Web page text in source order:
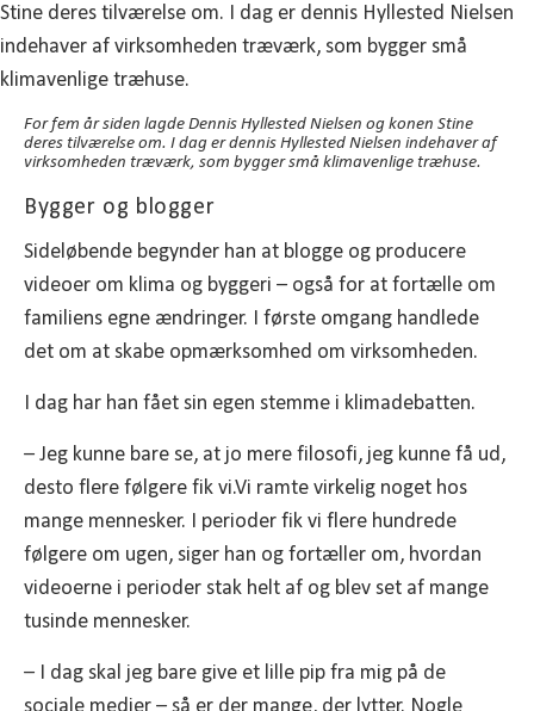
For fem år siden lagde Dennis Hyllested Nielsen og konen Stine
deres tilværelse om. I dag er dennis Hyllested Nielsen indehaver af
virksomheden træværk, som bygger små klimavenlige træhuse.
Bygger og blogger
Sideløbende begynder han at blogge og producere
videoer om klima og byggeri – også for at fortælle om
familiens egne ændringer. I første omgang handlede
det om at skabe opmærksomhed om virksomheden.
I dag har han fået sin egen stemme i klimadebatten.
– Jeg kunne bare se, at jo mere filosofi, jeg kunne få ud,
desto flere følgere fik vi.Vi ramte virkelig noget hos
mange mennesker. I perioder fik vi flere hundrede
følgere om ugen, siger han og fortæller om, hvordan
videoerne i perioder stak helt af og blev set af mange
tusinde mennesker.
– I dag skal jeg bare give et lille pip fra mig på de
sociale medier – så er der mange, der lytter. Nogle